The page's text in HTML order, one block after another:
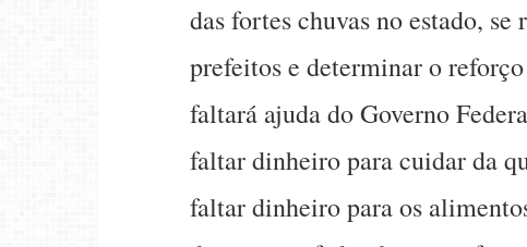
das fortes chuvas no estado,
prefeitos e determinar o
faltará ajuda do Governo
faltar dinheiro para cuidar da
faltar dinheiro para os